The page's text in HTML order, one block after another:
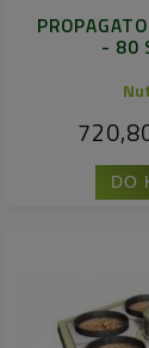
- 80
DO